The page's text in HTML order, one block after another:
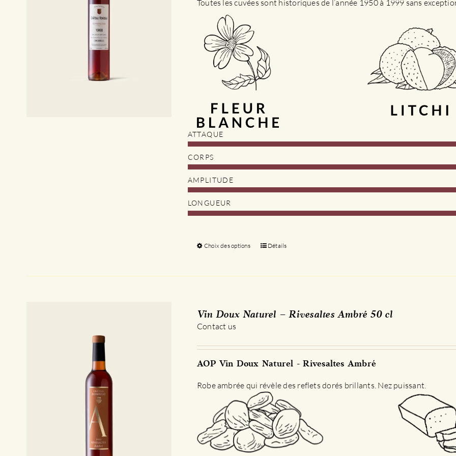
Toutes les cuvées sont historiques de l’année 1950 à 1999 sans
ATTAQUE
CORPS
AMPLITUDE
LONGUEUR
Choix des options
Ce
options
être
sur
la
page
du
produit
Détails
Vin Doux Naturel – Rivesaltes Ambré 50 cl
Contact us
AOP Vin Doux Naturel - Rivesaltes Ambré
Robe ambrée qui révèle des reflets dorés brillants. Nez puissant.